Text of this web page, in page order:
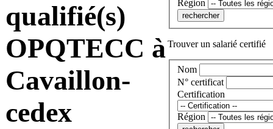
qualifié(s)
OPQTECC à
Cavaillon-
cedex
Région
Trouver un salarié certifié
Nom
N° certificat
Certification
Région